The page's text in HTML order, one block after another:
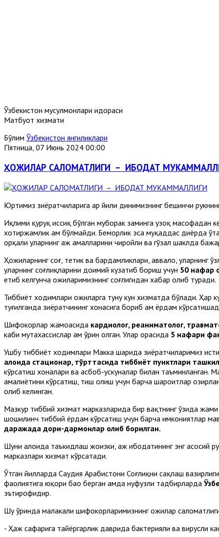
Ўзбекистон мусулмонлари идораси
Матбуот хизмати
Бўлим Ўзбекистон янгиликлари
Пятница, 07 Июнь 2024 00:00
ҲОЖИЛАР САЛОМАТЛИГИ – ИБОДАТ
Юртимиз зиёратчиларига ҳар йили динимизнинг бешинчи
Иқлими қуруқ иссиқ бўлган муборак заминга узоқ масофадан
хотиржамлик ҳам бўлмайди. Беморлик эса муқаддас диёрда
орқали уларнинг ҳаж амалларини чиройли ва гўзал шаклда
Ҳожиларнинг соғ, тетик ва бардамликлари, аввало, уларнинг
уларнинг соғлиқларини доимий кузатиб бориш учун 50 нафар
етиб келгунча ҳожиларимизнинг соғлигидан хабар олиб туради.
Тиббиёт ходимлари ҳожиларга туну кун хизматда бўлади. Ҳар
туғилганда зиёратчининг хонасига бориб ҳам ёрдам
Шифокорлар жамоасида кардиолог, реаниматолог,
каби мутахассислар ҳам ўрин олган. Улар орасида 5 нафари
Ушбу тиббиёт ходимлари Макка шаҳрида зиёратчиларимиз
алоҳида стационар, тўрттасида тиббиёт пунктлари
кўрсатиш хоналари ва асбоб-ускуналар билан таъминланган.
амалиётини кўрсатиш, тиш олиш учун барча шароитлар
олиб келинган.
Мазкур тиббий хизмат марказларида бир вақтнинг ўзида
шошилинч тиббий ёрдам кўрсатиш учун барча имкониятлар
даражада дори-дармонлар олиб борилган.
Шуни алоҳида таъкидлаш жоизки, ҳаж ибодатининг энг
марказлари хизмат кўрсатади.
Ўтган йилларда Саудия Арабистони Соғлиқни сақлаш
фаолиятига юқори баҳо берган ҳамда нуфузли тадбирларда
эътирофидир.
Шу ўринда малакали шифокорларимизнинг ҳожилар
- Ҳаж сафарига тайёргарлик даврида бактерияли ва вирусли